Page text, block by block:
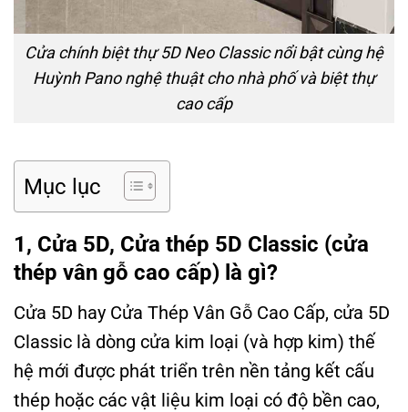
Cửa chính biệt thự 5D Neo Classic nổi bật cùng hệ
Huỳnh Pano nghệ thuật cho nhà phố và biệt thự
cao cấp
Mục lục
1, Cửa 5D, Cửa thép 5D Classic (cửa
thép vân gỗ cao cấp) là gì?
Cửa 5D hay Cửa Thép Vân Gỗ Cao Cấp, cửa 5D
Classic là dòng cửa kim loại (và hợp kim) thế
hệ mới được phát triển trên nền tảng kết cấu
thép hoặc các vật liệu kim loại có độ bền cao,